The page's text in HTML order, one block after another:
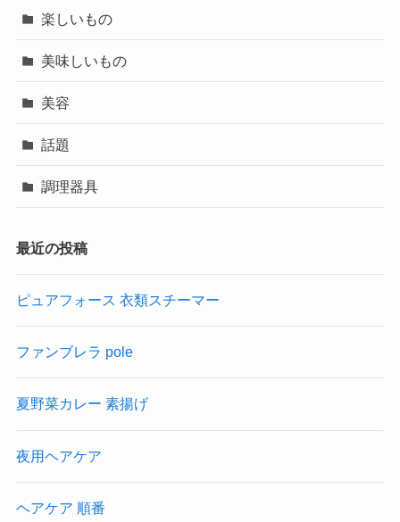
楽しいもの
美味しいもの
美容
話題
調理器具
最近の投稿
ピュアフォース 衣類スチーマー
ファンブレラ pole
夏野菜カレー 素揚げ
夜用ヘアケア
ヘアケア 順番